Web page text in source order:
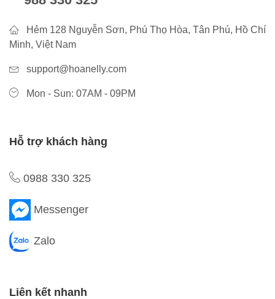
Hẻm 128 Nguyễn Sơn, Phú Thọ Hòa, Tân Phú, Hồ Chí
Minh, Việt Nam
support@hoanelly.com
Mon - Sun: 07AM - 09PM
Hỗ trợ khách hàng
0988 330 325
Messenger
Zalo
Liên kết nhanh